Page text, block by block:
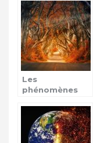
cannabis en
France ?
Les
phénomènes
faut-il en
penser?